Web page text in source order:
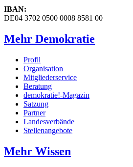
IBAN:
DE04 3702 0500 0008 8581 00
Mehr Demokratie
Profil
Organisation
Mitgliederservice
Beratung
demokratie!-Magazin
Satzung
Partner
Landesverbände
Stellenangebote
Mehr Wissen